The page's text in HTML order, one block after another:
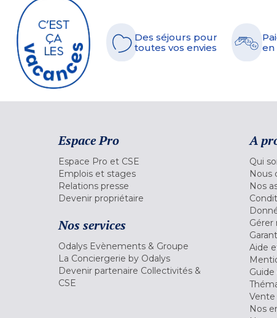
Des séjours pour
toutes vos envies
en
Espace Pro
Espace Pro et CSE
Emplois et stages
Relations presse
Devenir propriétaire
Nos services
Odalys Evènements & Groupe
La Conciergerie by Odalys
Devenir partenaire Collectivités &
CSE
A
Qui
Nous
Nos
Gérer
Aide
Nos